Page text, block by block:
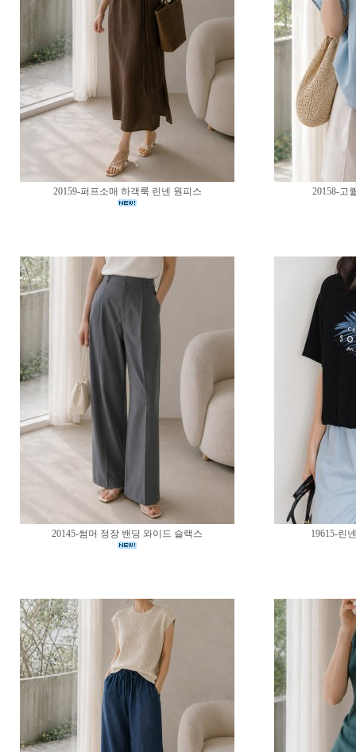
20159-퍼프소매 하객룩 린넨 원피스 20158-고
20145-썸머 정장 밴딩 와이드 슬랙스 19615-린